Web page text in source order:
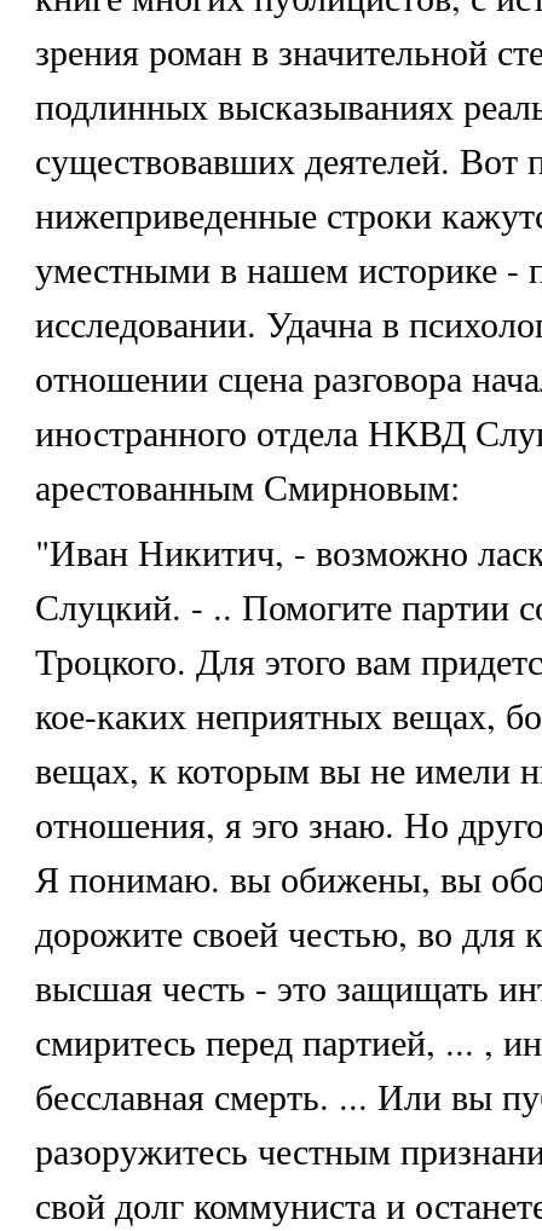
зрения роман в значительной
подлинных высказываниях
существовавших деятелей. Вот
нижеприведенные строки
уместными в нашем историке -
исследовании. Удачна в
отношении сцена разговора
иностранного отдела НКВД
арестованным Смирновым:
"Иван Никитич, - возможно
Слуцкий. - .. Помогите партии
Троцкого. Для этого вам
кое-каких неприятных вещах,
вещах, к которым вы не имели
отношения, я эго знаю. Но
Я понимаю. вы обижены, вы
дорожите своей честью, во для
высшая честь - это защищать
смиритесь перед партией, ... ,
бесславная смерть. ... Или вы
разоружитесь честным
свой долг коммуниста и